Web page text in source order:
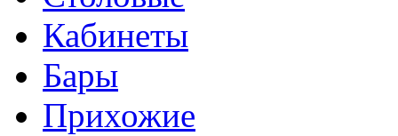
Кабинеты
Бары
Прихожие